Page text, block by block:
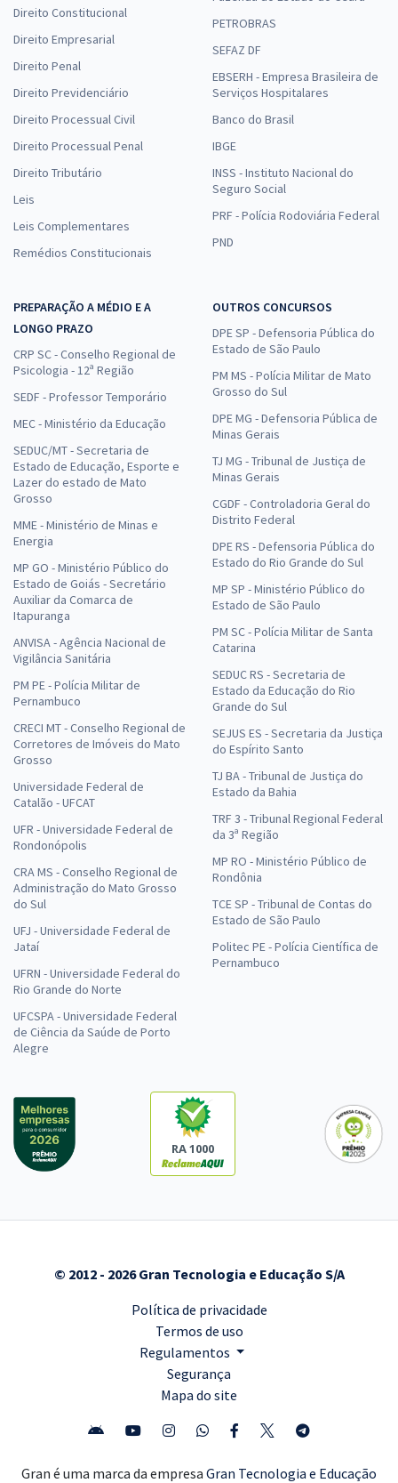
Direito Constitucional
Direito Empresarial
Direito Penal
Direito Previdenciário
Direito Processual Civil
Direito Processual Penal
Direito Tributário
Leis
Leis Complementares
Remédios Constitucionais
PETROBRAS
SEFAZ DF
EBSERH - Empresa Brasileira de
Serviços Hospitalares
Banco do Brasil
IBGE
INSS - Instituto Nacional do
Seguro Social
PRF - Polícia Rodoviária Federal
PND
PREPARAÇÃO A MÉDIO E A
LONGO PRAZO
CRP SC - Conselho Regional de
Psicologia - 12ª Região
SEDF - Professor Temporário
MEC - Ministério da Educação
SEDUC/MT - Secretaria de
Estado de Educação, Esporte e
Lazer do estado de Mato
Grosso
MME - Ministério de Minas e
Energia
MP GO - Ministério Público do
Estado de Goiás - Secretário
Auxiliar da Comarca de
Itapuranga
ANVISA - Agência Nacional de
Vigilância Sanitária
PM PE - Polícia Militar de
Pernambuco
CRECI MT - Conselho Regional de
Corretores de Imóveis do Mato
Grosso
Universidade Federal de
Catalão - UFCAT
UFR - Universidade Federal de
Rondonópolis
CRA MS - Conselho Regional de
Administração do Mato Grosso
do Sul
UFJ - Universidade Federal de
Jataí
UFRN - Universidade Federal do
Rio Grande do Norte
UFCSPA - Universidade Federal
de Ciência da Saúde de Porto
Alegre
OUTROS CONCURSOS
DPE SP - Defensoria Pública do
Estado de São Paulo
PM MS - Polícia Militar de Mato
Grosso do Sul
DPE MG - Defensoria Pública de
Minas Gerais
TJ MG - Tribunal de Justiça de
Minas Gerais
CGDF - Controladoria Geral do
Distrito Federal
DPE RS - Defensoria Pública do
Estado do Rio Grande do Sul
MP SP - Ministério Público do
Estado de São Paulo
PM SC - Polícia Militar de Santa
Catarina
SEDUC RS - Secretaria de
Estado da Educação do Rio
Grande do Sul
SEJUS ES - Secretaria da Justiça
do Espírito Santo
TJ BA - Tribunal de Justiça do
Estado da Bahia
TRF 3 - Tribunal Regional Federal
da 3ª Região
MP RO - Ministério Público de
Rondônia
TCE SP - Tribunal de Contas do
Estado de São Paulo
Politec PE - Polícia Científica de
Pernambuco
RA 1000
© 2012 - 2026 Gran Tecnologia e Educação S/A
Política de privacidade
Termos de uso
Regulamentos
Segurança
Mapa do site
Gran é uma marca da empresa Gran Tecnologia e Educação